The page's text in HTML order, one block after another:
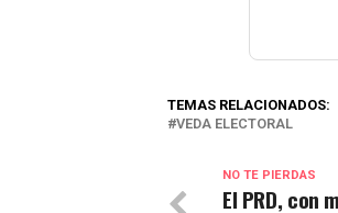
TEMAS RELACIONADOS:
VEDA ELECTORAL
NO TE PIERDAS
El PRD, con